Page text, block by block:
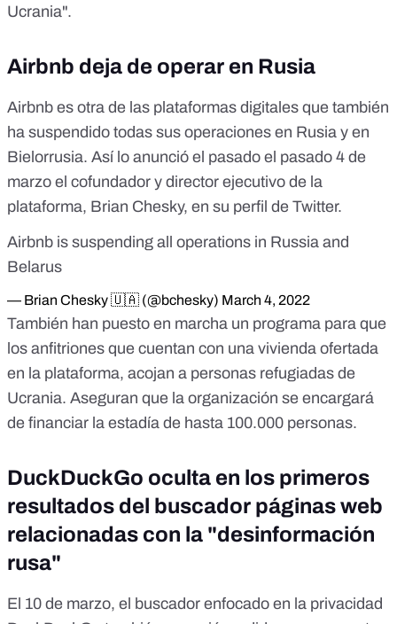
Ucrania".
Airbnb deja de operar en Rusia
Airbnb es otra de las plataformas digitales que también
ha suspendido todas sus operaciones en Rusia y en
Bielorrusia. Así lo anunció el pasado el pasado 4 de
marzo el cofundador y director ejecutivo de la
plataforma, Brian Chesky, en su perfil de Twitter.
Airbnb is suspending all operations in Russia and
Belarus
— Brian Chesky 🇺🇦 (@bchesky) March 4, 2022
También han puesto en marcha un programa para que
los anfitriones que cuentan con una vivienda ofertada
en la plataforma, acojan a personas refugiadas de
Ucrania. Aseguran que la organización se encargará
de financiar la estadía de hasta 100.000 personas.
DuckDuckGo oculta en los primeros
resultados del buscador páginas web
relacionadas con la "desinformación
rusa"
El 10 de marzo, el buscador enfocado en la privacidad